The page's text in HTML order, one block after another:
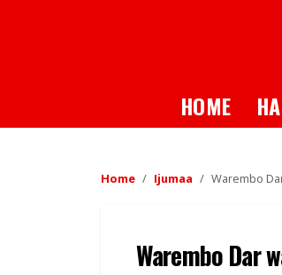
HOME
Home Ijumaa Warembo
Warembo Dar